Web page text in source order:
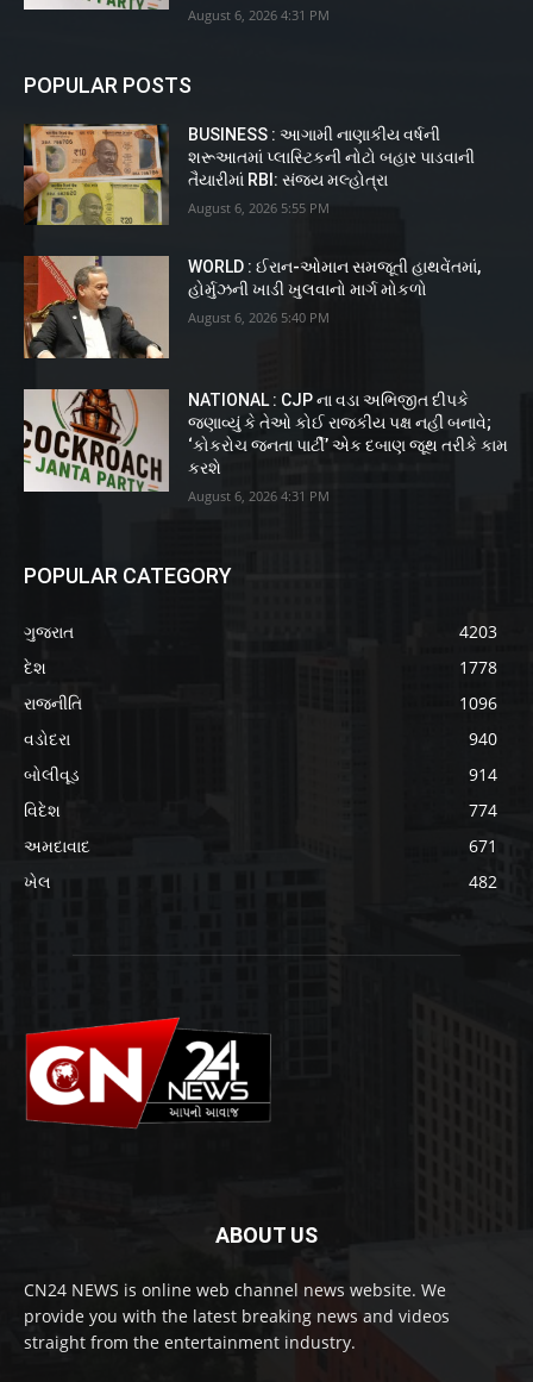
August 6, 2026 4:31 PM
POPULAR POSTS
BUSINESS : આગામી નાણાકીય વર્ષની
શરૂઆતમાં પ્લાસ્ટિકની નોટો બહાર પાડવાની
તૈયારીમાં RBI: સંજય મલ્હોત્રા
August 6, 2026 5:55 PM
WORLD : ઈરાન-ઓમાન સમજૂતી હાથવેંતમાં,
હોર્મુઝની ખાડી ખુલવાનો માર્ગ મોકળો
August 6, 2026 5:40 PM
NATIONAL : CJP ના વડા અભિજીત દીપકે
જણાવ્યું કે તેઓ કોઈ રાજકીય પક્ષ નહીં બનાવે;
‘કોકરોચ જનતા પાર્ટી’ એક દબાણ જૂથ તરીકે કામ
કરશે
August 6, 2026 4:31 PM
POPULAR CATEGORY
ગુજરાત
4203
દેશ
1778
રાજનીતિ
1096
વડોદરા
940
બોલીવૂડ
914
વિદેશ
774
અમદાવાદ
671
ખેલ
482
ABOUT US
CN24 NEWS is online web channel news website. We
provide you with the latest breaking news and videos
straight from the entertainment industry.